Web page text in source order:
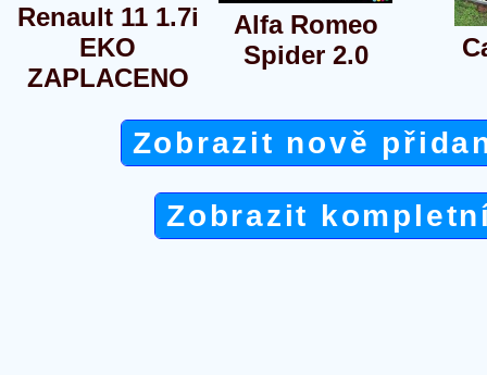
Renault 11 1.7i
EKO
ZAPLACENO
Alfa Romeo
Spider 2.0
Zobrazit nově
Zobrazit